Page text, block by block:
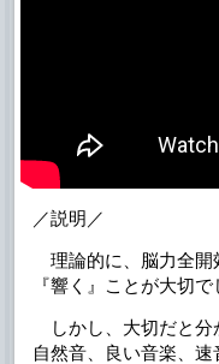
／説明／
理論的に、脳力全開
『響く』ことが大切で
しかし、大切だと分
自然音、良い音楽、